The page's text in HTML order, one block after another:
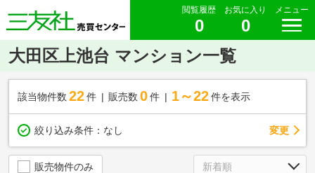
閲覧履歴
0
お気に入り
0
メニュー
大田区上池台 マンション一覧
該当物件数 22件 販売数 0 件 1～22 件を表示
絞り込み条件： なし 変更
販売物件のみ